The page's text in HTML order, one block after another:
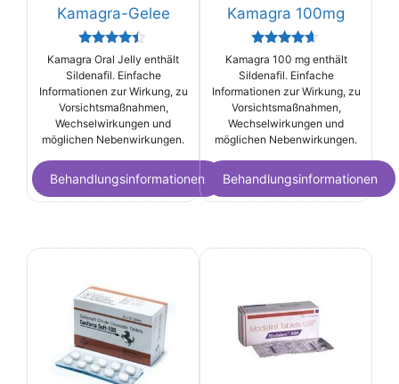
Kamagra-Gelee
Rated
4.25
out of 5
Kamagra Oral Jelly enthält
Sildenafil. Einfache
Informationen zur Wirkung, zu
Vorsichtsmaßnahmen,
Wechselwirkungen und
möglichen Nebenwirkungen.
Behandlungsinformationen
Kamagra 100mg
Rated
4.44
out of 5
Kamagra 100 mg enthält
Sildenafil. Einfache
Informationen zur Wirkung, zu
Vorsichtsmaßnahmen,
Wechselwirkungen und
möglichen Nebenwirkungen.
Behandlungsinformationen